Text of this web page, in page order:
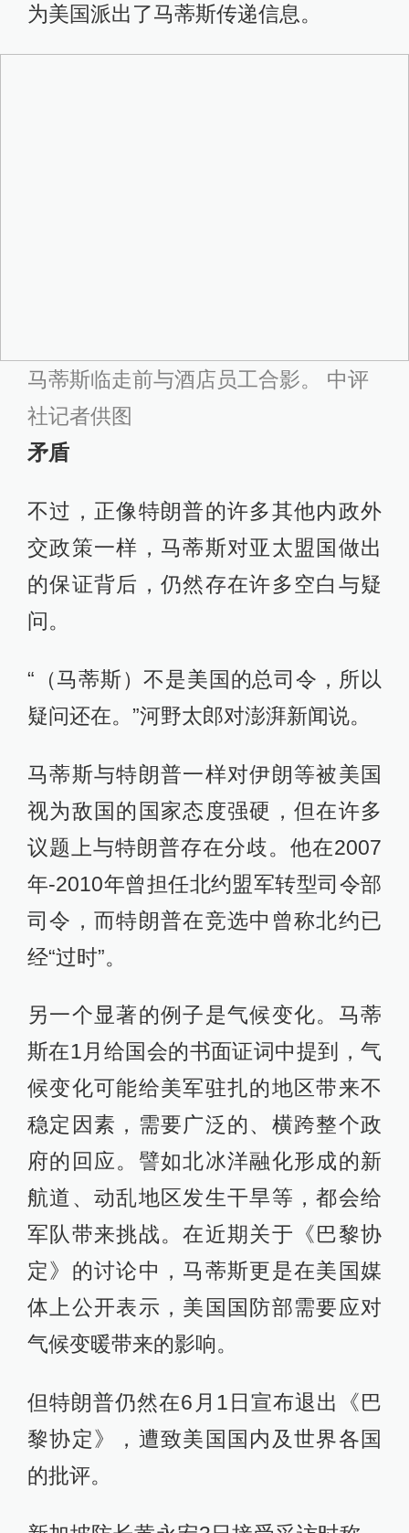
为美国派出了马蒂斯传递信息。
马蒂斯临走前与酒店员工合影。 中评
社记者供图
矛盾
不过，正像特朗普的许多其他内政外
交政策一样，马蒂斯对亚太盟国做出
的保证背后，仍然存在许多空白与疑
问。
“（马蒂斯）不是美国的总司令，所以
疑问还在。”河野太郎对澎湃新闻说。
马蒂斯与特朗普一样对伊朗等被美国
视为敌国的国家态度强硬，但在许多
议题上与特朗普存在分歧。他在2007
年-2010年曾担任北约盟军转型司令部
司令，而特朗普在竞选中曾称北约已
经“过时”。
另一个显著的例子是气候变化。马蒂
斯在1月给国会的书面证词中提到，气
候变化可能给美军驻扎的地区带来不
稳定因素，需要广泛的、横跨整个政
府的回应。譬如北冰洋融化形成的新
航道、动乱地区发生干旱等，都会给
军队带来挑战。在近期关于《巴黎协
定》的讨论中，马蒂斯更是在美国媒
体上公开表示，美国国防部需要应对
气候变暖带来的影响。
但特朗普仍然在6月1日宣布退出《巴
黎协定》，遭致美国国内及世界各国
的批评。